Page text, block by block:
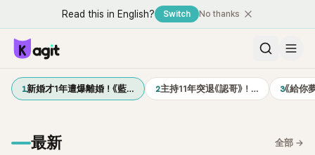
Read this in English? Switch No thanks
1新婚才1年遭爆離婚！《藍… 2主持11年突退《認哥》！… 3《給你
最新 全部 →